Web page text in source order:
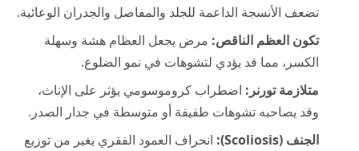
تضعف الأنسجة الداعمة للجلد والمفاصل والجدران الوعائية.
تكون العظم الناقص: مرض يجعل العظام هشة وسهلة
الكسر، مما قد يؤدي لتشوهات في نمو الضلوع.
متلازمة تورنر: اضطراب كروموسومي يؤثر على الإناث،
وقد يصاحبه تشوهات طفيفة أو متوسطة في جدار الصدر.
الجنف (Scoliosis):
انحراف العمود الفقري يغير من توزيع